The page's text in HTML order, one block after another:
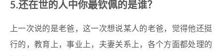
5.还在世的人中你最钦佩的是谁？
上一次说的是老爸，这一次想说某人的老爸，觉得他还挺
行的，教育上，事业上，夫妻关系上，各个方面都处理的